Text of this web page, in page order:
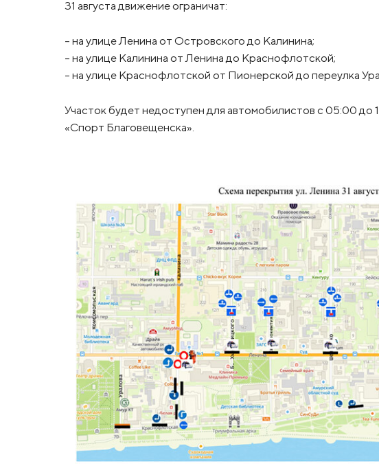
31 августа движение ограничат:
– на улице Ленина от Островского до Калинина;
– на улице Калинина от Ленина до Краснофлотской;
– на улице Краснофлотской от Пионерской до переулка
Участок будет недоступен для автомобилистов с 05:00
«Спорт Благовещенска».